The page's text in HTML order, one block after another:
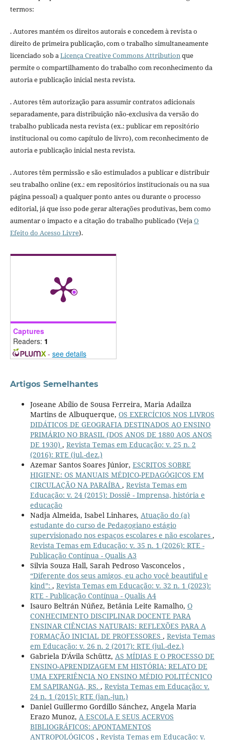
termos:
. Autores mantém os direitos autorais e concedem à revista o
direito de primeira publicação, com o trabalho simultaneamente
licenciado sob aLicença Creative Commons Attributionque
permite o compartilhamento do trabalho com reconhecimento da
autoria e publicação inicial nesta revista.
. Autores têm autorização para assumir contratos adicionais
separadamente, para distribuição não-exclusiva da versão do
trabalho publicada nesta revista (ex.: publicar em repositório
institucional ou como capítulo de livro), com reconhecimento de
autoria e publicação inicial nesta revista.
. Autores têm permissão e são estimulados a publicar e distribuir
seu trabalho online (ex.: em repositórios institucionais ou na sua
página pessoal) a qualquer ponto antes ou durante o processo
editorial, já que isso pode gerar alterações produtivas, bem como
aumentar o impacto e a citação do trabalho publicado (VejaO
Efeito do Acesso Livre).
Captures
Readers: 1
- see details
Artigos Semelhantes
Joseane Abílio de Sousa Ferreira, Maria Adailza
Martins de Albuquerque, OS EXERCÍCIOS NOS LIVROS
DIDÁTICOS DE GEOGRAFIA DESTINADOS AO ENSINO
PRIMÁRIO NO BRASIL (DOS ANOS DE 1880 AOS ANOS
DE 1930) , Revista Temas em Educação: v. 25 n. 2
(2016): RTE (jul.-dez.)
Azemar Santos Soares Júnior, ESCRITOS SOBRE
HIGIENE: OS MANUAIS MÉDICO-PEDAGÓGICOS EM
CIRCULAÇÃO NA PARAÍBA , Revista Temas em
Educação: v. 24 (2015): Dossiê - Imprensa, história e
educação
Nadja Almeida, Isabel Linhares, Atuação do (a)
estudante do curso de Pedagogiano estágio
supervisionado nos espaços escolares e não escolares ,
Revista Temas em Educação: v. 35 n. 1 (2026): RTE -
Publicação Contínua - Qualis A3
Silvia Souza Hall, Sarah Pedroso Vasconcelos ,
“Diferente dos seus amigos, eu acho você beautiful e
kind”: , Revista Temas em Educação: v. 32 n. 1 (2023):
RTE - Publicação Contínua - Qualis A4
Isauro Beltrán Núñez, Betânia Leite Ramalho, O
CONHECIMENTO DISCIPLINAR DOCENTE PARA
ENSINAR CIÊNCIAS NATURAIS: REFLEXÕES PARA A
FORMAÇÃO INICIAL DE PROFESSORES , Revista Temas
em Educação: v. 26 n. 2 (2017): RTE (jul.-dez.)
Gabriela D'Ávila Schüttz, AS MÍDIAS E O PROCESSO DE
ENSINO-APRENDIZAGEM EM HISTÓRIA: RELATO DE
UMA EXPERIÊNCIA NO ENSINO MÉDIO POLITÉCNICO
EM SAPIRANGA, RS. , Revista Temas em Educação: v.
24 n. 1 (2015): RTE (jan.-jun.)
Daniel Guillermo Gordillo Sánchez, Angela Maria
Erazo Munoz, A ESCOLA E SEUS ACERVOS
BIBLIOGRÁFICOS: APONTAMENTOS
ANTROPOLÓGICOS , Revista Temas em Educação: v.